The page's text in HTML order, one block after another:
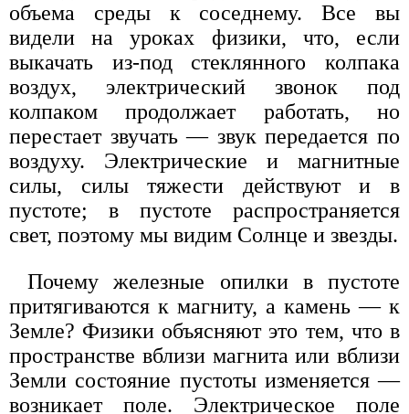
объема среды к соседнему. Все вы
видели на уроках физики, что, если
выкачать из-под стеклянного колпака
воздух, электрический звонок под
колпаком продолжает работать, но
перестает звучать — звук передается по
воздуху. Электрические и магнитные
силы, силы тяжести действуют и в
пустоте; в пустоте распространяется
свет, поэтому мы видим Солнце и звезды.
Почему железные опилки в пустоте
притягиваются к магниту, а камень — к
Земле? Физики объясняют это тем, что в
пространстве вблизи магнита или вблизи
Земли состояние пустоты изменяется —
возникает поле. Электрическое поле